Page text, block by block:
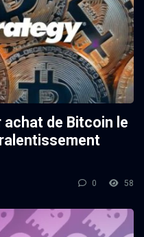
de Bitcoin le
0 58